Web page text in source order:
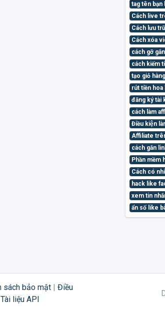
tag tên
Cách live
Cách lưu
Cách xóa
cách gỡ
cách kiếm
tạo giỏ
rút tiền
đăng ký tài
cách làm
Điều kiện
Affiliate
cách gắn
Phần mềm
Cách có
hack like
xem tin
ẩn số like
sách bảo mật |Điều
Tài liệu API